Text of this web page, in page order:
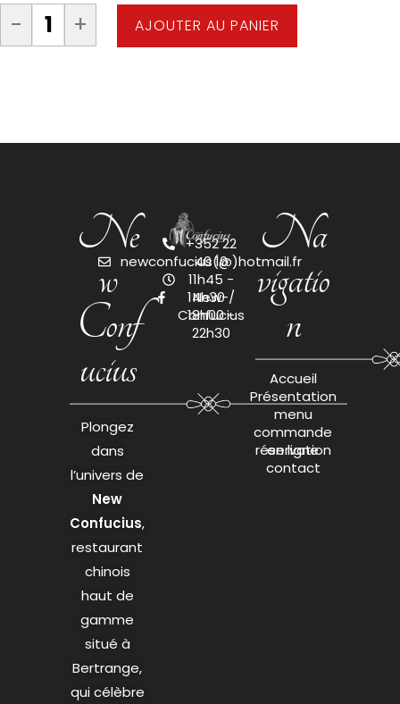
- + AJOUTER AU PANIER
Ne
w
Conf
ucius
Plongez
dans
l’univers de
New
Confucius,
restaurant
chinois
haut de
gamme
situé à
Bertrange,
qui célèbre
+352 22
40 10
newconfucius(@)hotmail.fr
11h45 -
14h30 /
18h00 -
22h30
New-
Confucius
Na
vigatio
n
Accueil
Présentation
menu
commande
en ligne
réservation
contact